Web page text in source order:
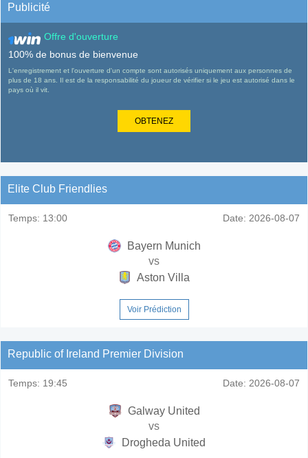
Publicité
Offre d'ouverture
100% de bonus de bienvenue
L'enregistrement et l'ouverture d'un compte sont autorisés uniquement aux personnes de
plus de 18 ans. Il est de la responsabilité du joueur de vérifier si le jeu est autorisé dans le
pays où il vit.
OBTENEZ
Elite Club Friendlies
Temps: 13:00 Date: 2026-08-07
Bayern Munich
vs
Aston Villa
Voir Prédiction
Republic of Ireland Premier Division
Temps: 19:45 Date: 2026-08-07
Galway United
vs
Drogheda United